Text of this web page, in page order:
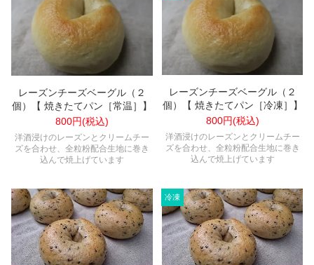
レーズンチーズベーグル（２
個）【 焼きたてパン［常温］】
800円(税込)
洋酒浸けのレーズンとクリームチー
ズを合わせ、全粒粉配合生地に巻き
込んで焼上げています
レーズンチーズベーグル（２
個）【 焼きたてパン［冷凍］】
800円(税込)
洋酒浸けのレーズンとクリームチー
ズを合わせ、全粒粉配合生地に巻き
込んで焼上げています